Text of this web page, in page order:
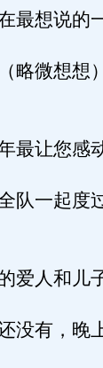
想说的一
微想想）
让您感
一起度过
人和儿
有，晚